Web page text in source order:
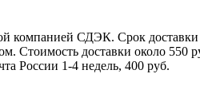
компанией СДЭК. Срок
Cтоимость доставки около 550
России 1-4 недель, 400 руб.